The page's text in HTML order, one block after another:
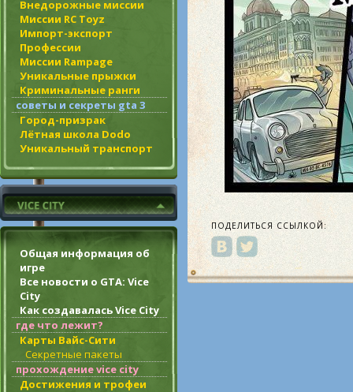
Внедорожные миссии
Миссии RC Toyz
Импорт-экспорт
Профессии
Миссии Rampage
Уникальные прыжки
Криминальные ранги
советы и секреты gta 3
Город-призрак
Лётная школа Dodo
Уникальный транспорт
Общая информация об
игре
Все новости о GTA: Vice
City
Как создавалась Vice City
где что лежит?
Карты Вайс-Сити
Секретные пакеты
прохождение vice city
Достижения и трофеи
ПОДЕЛИТЬСЯ ССЫЛКОЙ: